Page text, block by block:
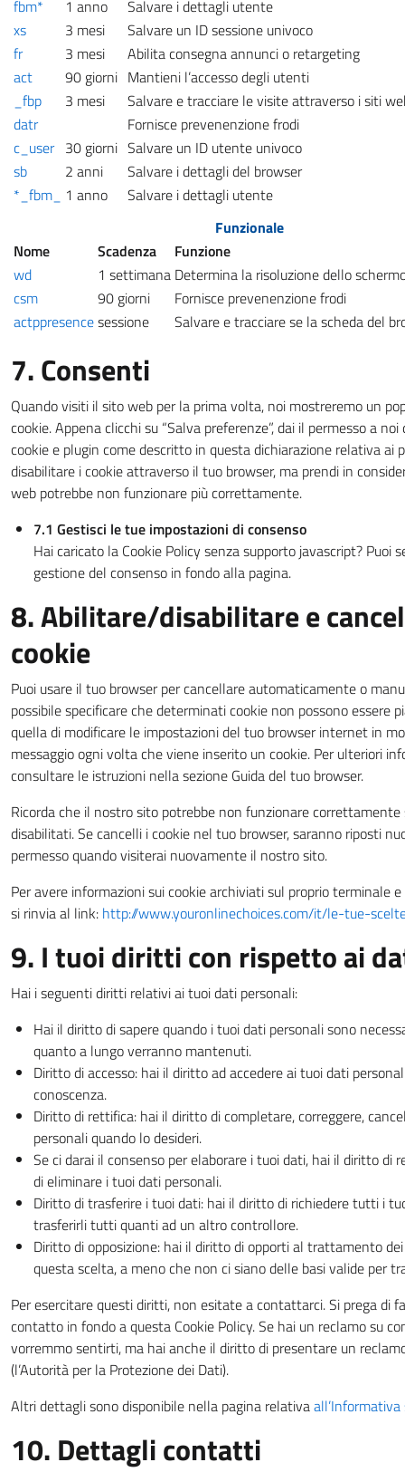
fbm* 1 anno
Salvare i dettagli utente
xs
3 mesi
Salvare un ID sessione univoco
fr
3 mesi
Abilita consegna annunci o retargeting
act
90 giorni Mantieni l’accesso degli utenti
_fbp
3 mesi
Salvare e tracciare le visite attraverso i siti
datr
Fornisce prevenenzione frodi
c_user 30 giorni Salvare un ID utente univoco
sb
2 anni
Salvare i dettagli del browser
*_fbm_
1 anno
Salvare i dettagli utente
Funzionale
Nome
Scadenza
Funzione
wd
1 settimana Determina la risoluzione dello
csm
90 giorni
Fornisce prevenenzione frodi
actppresencesessione Salvare e tracciare se la scheda del
7. Consenti
Quando visiti il sito web per la prima volta, noi mostreremo un
cookie. Appena clicchi su “Salva preferenze”, dai il permesso a
cookie e plugin come descritto in questa dichiarazione relativa ai
disabilitare i cookie attraverso il tuo browser, ma prendi in
web potrebbe non funzionare più correttamente.
7.1 Gestisci le tue impostazioni di consenso
Hai caricato la Cookie Policy senza supporto javascript? Puoi
gestione del consenso in fondo alla pagina.
8. Abilitare/disabilitare e
cookie
Puoi usare il tuo browser per cancellare automaticamente o
possibile specificare che determinati cookie non possono essere
quella di modificare le impostazioni del tuo browser internet in
messaggio ogni volta che viene inserito un cookie. Per ulteriori
consultare le istruzioni nella sezione Guida del tuo browser.
Ricorda che il nostro sito potrebbe non funzionare
disabilitati. Se cancelli i cookie nel tuo browser, saranno riposti
permesso quando visiterai nuovamente il nostro sito.
Per avere informazioni sui cookie archiviati sul proprio terminale
si rinvia al link: http://www.youronlinechoices.com/it/le-tue-
9. I tuoi diritti con rispetto ai
Hai i seguenti diritti relativi ai tuoi dati personali:
Hai il diritto di sapere quando i tuoi dati personali sono
quanto a lungo verranno mantenuti.
Diritto di accesso: hai il diritto ad accedere ai tuoi dati
conoscenza.
Diritto di rettifica: hai il diritto di completare, correggere,
personali quando lo desideri.
Se ci darai il consenso per elaborare i tuoi dati, hai il diritto di
di eliminare i tuoi dati personali.
Diritto di trasferire i tuoi dati: hai il diritto di richiedere tutti i
trasferirli tutti quanti ad un altro controllore.
Diritto di opposizione: hai il diritto di opporti al trattamento
questa scelta, a meno che non ci siano delle basi valide per
Per esercitare questi diritti, non esitate a contattarci. Si prega di
contatto in fondo a questa Cookie Policy. Se hai un reclamo su
vorremmo sentirti, ma hai anche il diritto di presentare un
(l’Autorità per la Protezione dei Dati).
Altri dettagli sono disponibile nella pagina relativa
10. Dettagli contatti